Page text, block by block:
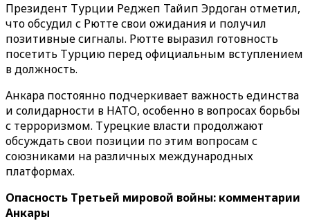
Президент Турции Реджеп Тайип Эрдоган отметил,
что обсудил с Рютте свои ожидания и получил
позитивные сигналы. Рютте выразил готовность
посетить Турцию перед официальным вступлением
в должность.
Анкара постоянно подчеркивает важность единства
и солидарности в НАТО, особенно в вопросах борьбы
с терроризмом. Турецкие власти продолжают
обсуждать свои позиции по этим вопросам с
союзниками на различных международных
платформах.
Опасность Третьей мировой войны: комментарии
Анкары